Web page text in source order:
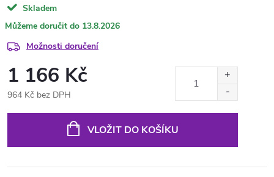
Skladem
13.8.2026
Možnosti doručení
1 166 Kč
964 Kč bez DPH
VLOŽIT DO KOŠÍKU